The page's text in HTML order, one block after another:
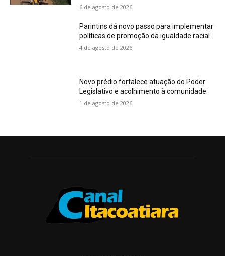
6 de agosto de 2026
Parintins dá novo passo para implementar
políticas de promoção da igualdade racial
4 de agosto de 2026
Novo prédio fortalece atuação do Poder
Legislativo e acolhimento à comunidade
1 de agosto de 2026